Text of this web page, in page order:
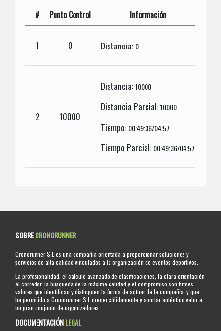
# Punto Control Información
1 0 Distancia: 0
2 10000
Distancia:10000
Distancia Parcial:10000
Tiempo: 00:49:36/04:57
Tiempo Parcial: 00:49:36/04:57
SOBRECRONORUNNER
Cronorunner S.L es una compañia orientada a proporcionar soluciones y
servicios de alta calidad vinculados a la organización de eventos deportivos.
La profesionalidad, el cálculo avanzado de clasificaciones, la clara orientación
al corredor, la búsqueda de la máxima calidad y el compromiso son firmes
valores que identifican y distinguen la forma de actuar de la compañia, y que
ha permitido a Cronorunner S.L crecer sólidamente y aportar auténtico valor a
un gran conjunto de organizadores.
DOCUMENTACIÓNLEGAL